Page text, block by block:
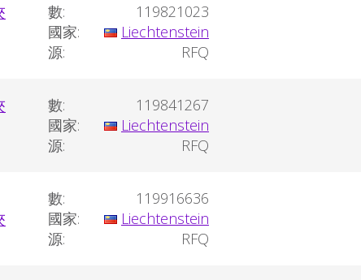
數:
119821023
國家:
Liechtenstein
源:
RFQ
數:
119841267
國家:
Liechtenstein
源:
RFQ
數:
119916636
國家:
Liechtenstein
源:
RFQ